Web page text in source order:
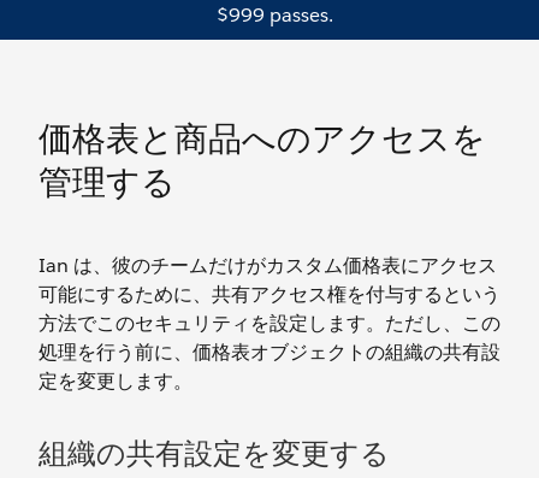
$999 passes.
価格表と商品へのアクセスを
管理する
Ian は、彼のチームだけがカスタム価格表にアクセス
可能にするために、共有アクセス権を付与するという
方法でこのセキュリティを設定します。ただし、この
処理を行う前に、価格表オブジェクトの組織の共有設
定を変更します。
組織の共有設定を変更する